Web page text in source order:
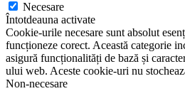
Necesare
Întotdeauna activate
Cookie-urile necesare sunt absolut
funcționeze corect. Această categorie
asigură funcționalități de bază și
ului web. Aceste cookie-uri nu
Non-necesare